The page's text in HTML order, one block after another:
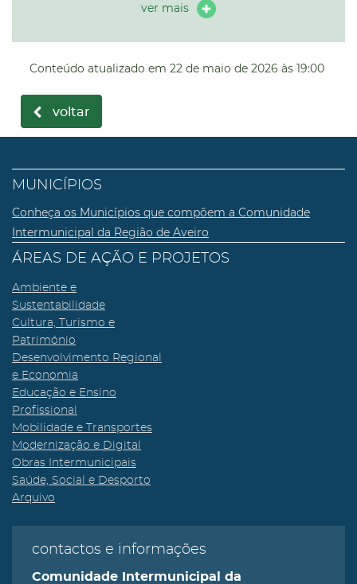
ver mais
Conteúdo atualizado em 22 de maio de 2026 às 19:00
voltar
MUNICÍPIOS
Conheça os Municípios que compõem a Comunidade
Intermunicipal da Região de Aveiro
ÁREAS DE AÇÃO E PROJETOS
Ambiente e
Sustentabilidade
Cultura, Turismo e
Património
Desenvolvimento Regional
e Economia
Educação e Ensino
Profissional
Mobilidade e Transportes
Modernização e Digital
Obras Intermunicipais
Saúde, Social e Desporto
Arquivo
contactos e informações
Comunidade Intermunicipal da